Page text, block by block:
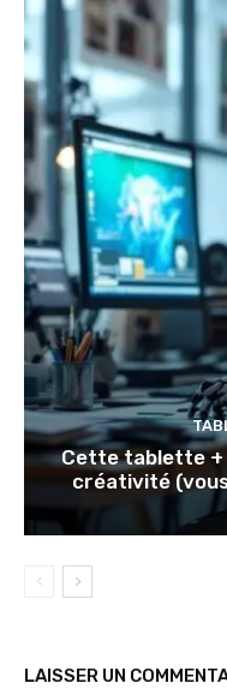
Cette tablette +
créativité
LAISSER UN